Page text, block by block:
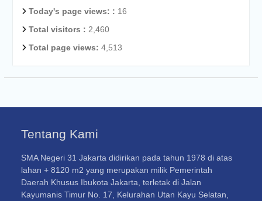
Today's page views: : 16
Total visitors : 2,460
Total page views: 4,513
Tentang Kami
SMA Negeri 31 Jakarta didirikan pada tahun 1978 di atas
lahan + 8120 m2 yang merupakan milik Pemerintah
Daerah Khusus Ibukota Jakarta, terletak di Jalan
Kayumanis Timur No. 17, Kelurahan Utan Kayu Selatan,